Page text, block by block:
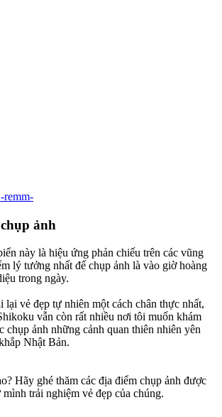
remm-
ảnh
này là hiệu ứng phản chiếu trên các vũng
lý tưởng nhất để chụp ảnh là vào giờ hoàng
trong ngày.
lại vẻ đẹp tự nhiên một cách chân thực nhất,
vẫn còn rất nhiều nơi tôi muốn khám
chụp ảnh những cảnh quan thiên nhiên yên
Nhật Bản.
Hãy ghé thăm các địa điểm chụp ảnh được
trải nghiệm vẻ đẹp của chúng.